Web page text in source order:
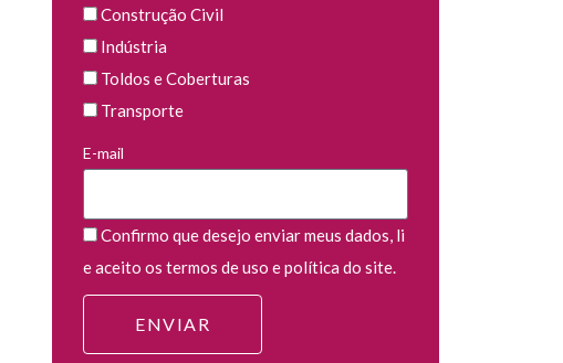
Construção Civil
Indústria
Toldos e Coberturas
Transporte
E-mail
Confirmo que desejo enviar meus dados, li
e aceito os termos de uso e política do site.